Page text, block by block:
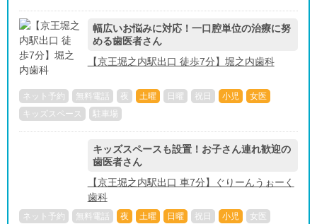
幅広いお悩みに対応！一口腔単位の治療に努
める歯医者さん
【京王堀之内駅出口 徒歩7分】堀之内歯科
ネット予約 無料電話 夜 土曜 日曜 祝日 小児
女医
キッズスペース
駐車場
キッズスペースも設置！お子さん連れ歓迎の
歯医者さん
【京王堀之内駅出口 車7分】ぐりーんうぉーく
歯科
ネット予約 無料電話 夜 土曜 日曜 祝日 小児
女医